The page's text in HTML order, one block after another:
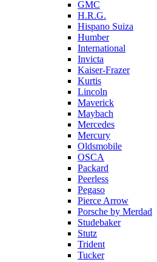
GMC
H.R.G.
Hispano Suiza
Humber
International
Invicta
Kaiser-Frazer
Kurtis
Lincoln
Maverick
Maybach
Mercedes
Mercury
Oldsmobile
OSCA
Packard
Peerless
Pegaso
Pierce Arrow
Porsche by Merdad
Studebaker
Stutz
Trident
Tucker